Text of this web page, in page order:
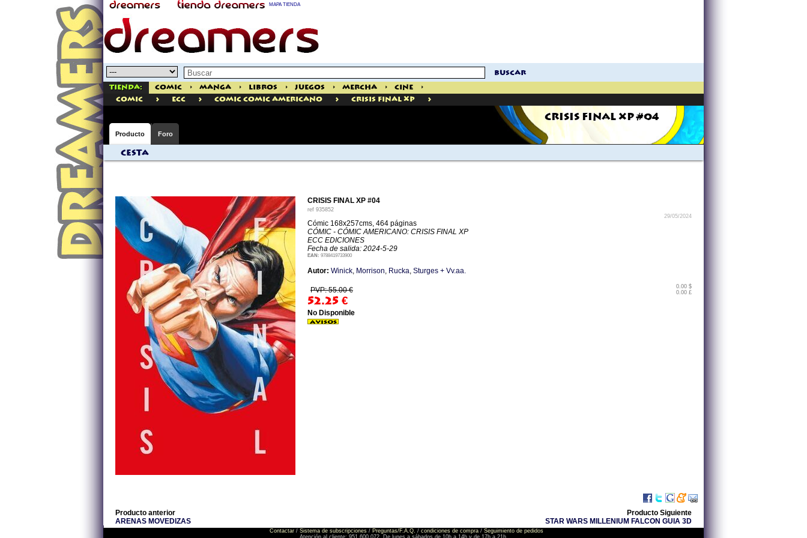
MAPA TIENDA
buscar
Tienda: Comic > Manga > Libros > Juegos > Mercha > Cine
>
comic
> ECC > Comic Comic Americano > Crisis Final Xp >
CRISIS FINAL XP #04
Producto Foro
Cesta
CRISIS FINAL XP #04
ref 935852
29/05/2024
Cómic 168x257cms, 464 páginas
CÓMIC - CÓMIC AMERICANO: CRISIS FINAL XP
ECC EDICIONES
Fecha de salida: 2024-5-29
EAN: 9788419733900
Autor: Winick, Morrison, Rucka, Sturges + Vv.aa.
PVP: 55.00 €
52.25 €
0.00 $
0.00 £
No Disponible
Producto anterior
ARENAS MOVEDIZAS
Producto Siguiente
STAR WARS MILLENIUM FALCON GUIA 3D
Contactar / Sistema de subscripciones / Preguntas/F.A.Q. / condiciones de compra / Seguimiento de pedidos